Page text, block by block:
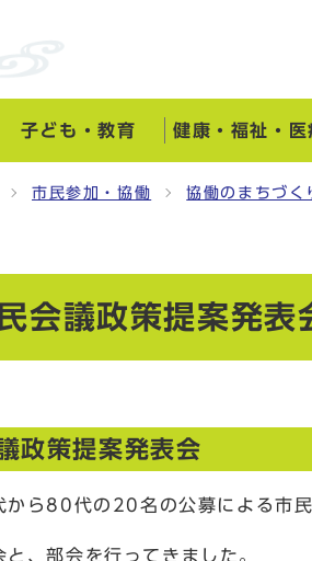
子ども・教育 健康・福祉・医
市民参加・協働 協働のまちづく
会議政策提案発表
政策提案発表会
ら80代の20名の公募による市民
、部会を行ってきました。